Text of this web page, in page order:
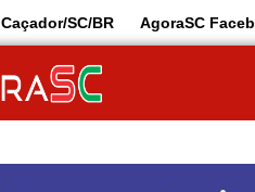
Caçador/SC/BR AgoraSC